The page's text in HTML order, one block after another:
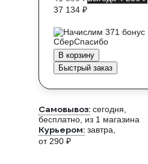
37 134 ₽
Начислим 371 бонус
В корзину
Быстрый заказ
Самовывоз: сегодня,
бесплатно , из 1 магазина
Курьером: завтра,
от 290 ₽